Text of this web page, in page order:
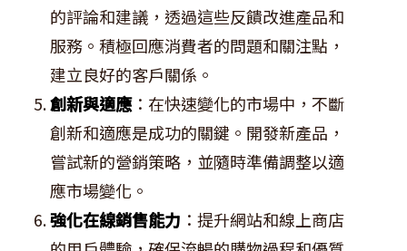
的評論和建議，透過這些反饋改進產品和
服務。積極回應消費者的問題和關注點，
建立良好的客戶關係。
創新與適應：在快速變化的市場中，不斷
創新和適應是成功的關鍵。開發新產品，
嘗試新的營銷策略，並隨時準備調整以適
應市場變化。
強化在線銷售能力 ：提升網站和線上商店